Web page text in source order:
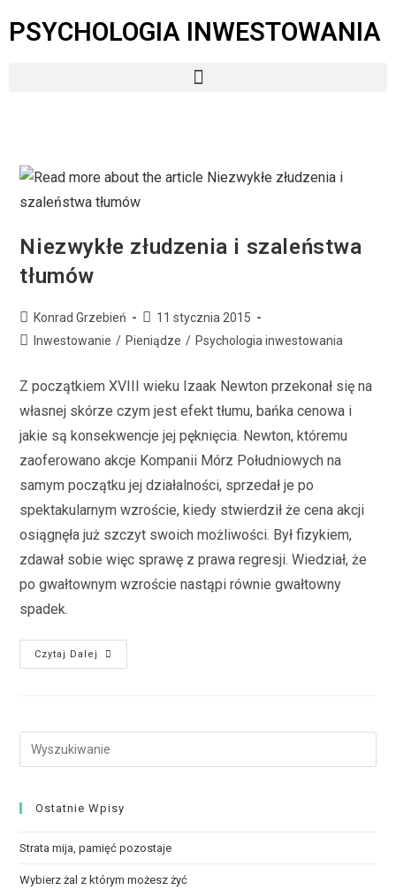
PSYCHOLOGIA INWESTOWANIA
Niezwykłe złudzenia i szaleństwa
tłumów
Konrad Grzebień
11 stycznia 2015
Inwestowanie / Pieniądze / Psychologia inwestowania
Z początkiem XVIII wieku Izaak Newton przekonał się na
własnej skórze czym jest efekt tłumu, bańka cenowa i
jakie są konsekwencje jej pęknięcia. Newton, któremu
zaoferowano akcje Kompanii Mórz Południowych na
samym początku jej działalności, sprzedał je po
spektakularnym wzroście, kiedy stwierdził że cena akcji
osiągnęła już szczyt swoich możliwości. Był fizykiem,
zdawał sobie więc sprawę z prawa regresji. Wiedział, że
po gwałtownym wzroście nastąpi równie gwałtowny
spadek.
Czytaj Dalej
Ostatnie Wpisy
Strata mija, pamięć pozostaje
Wybierz żal z którym możesz żyć